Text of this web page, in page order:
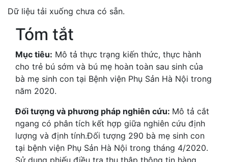
Dữ liệu tải xuống chưa có sẵn.
Tóm tắt
Mục tiêu: Mô tả thực trạng kiến thức, thực hành
cho trẻ bú sớm và bú mẹ hoàn toàn sau sinh của
bà mẹ sinh con tại Bệnh viện Phụ Sản Hà Nội trong
năm 2020.
Đối tượng và phương pháp nghiên cứu: Mô tả cắt
ngang có phân tích kết hợp giữa nghiên cứu định
lượng và định tính.Đối tượng 290 bà mẹ sinh con
tại bệnh viện Phụ Sản Hà Nội trong tháng 4/2020.
Sử dụng phiếu điều tra thu thập thông tin hàng